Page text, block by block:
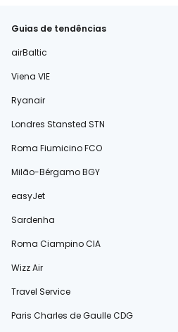
Guias de tendências
airBaltic
Viena VIE
Ryanair
Londres Stansted STN
Roma Fiumicino FCO
Milão-Bérgamo BGY
easyJet
Sardenha
Roma Ciampino CIA
Wizz Air
Travel Service
Paris Charles de Gaulle CDG